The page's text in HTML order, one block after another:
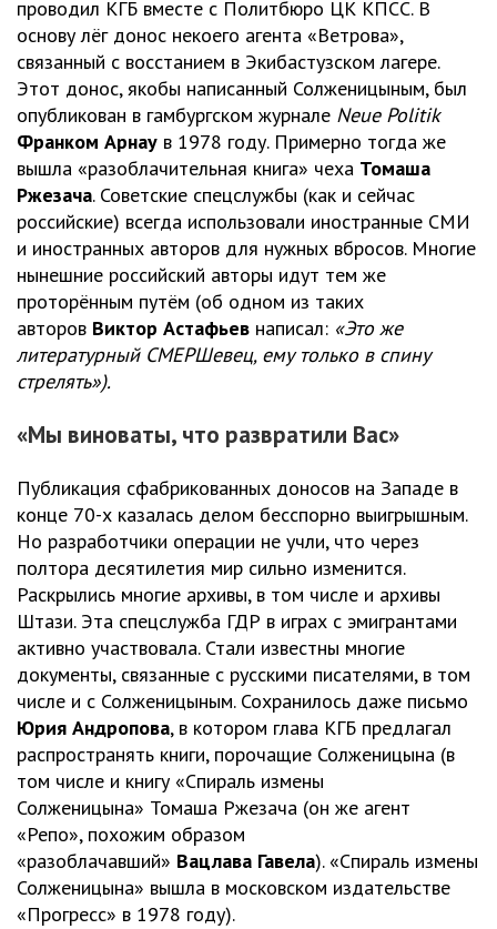
проводил КГБ вместе с Политбюро ЦК КПСС. В
основу лёг донос некоего агента «Ветрова»,
связанный с восстанием в Экибастузском лагере.
Этот донос, якобы написанный Солженицыным, был
опубликован в гамбургском журнале Neue Politik
Франком Арнау в 1978 году. Примерно тогда же
вышла «разоблачительная книга» чеха Томаша
Ржезача. Советские спецслужбы (как и сейчас
российские) всегда использовали иностранные СМИ
и иностранных авторов для нужных вбросов. Многие
нынешние российский авторы идут тем же
проторённым путём (об одном из таких
авторов Виктор Астафьев написал: «Это же
литературный СМЕРШевец, ему только в спину
стрелять»).
«Мы виноваты, что развратили Вас»
Публикация сфабрикованных доносов на Западе в
конце 70-х казалась делом бесспорно выигрышным.
Но разработчики операции не учли, что через
полтора десятилетия мир сильно изменится.
Раскрылись многие архивы, в том числе и архивы
Штази. Эта спецслужба ГДР в играх с эмигрантами
активно участвовала. Стали известны многие
документы, связанные с русскими писателями, в том
числе и с Солженицыным. Сохранилось даже письмо
Юрия Андропова, в котором глава КГБ предлагал
распространять книги, порочащие Солженицына (в
том числе и книгу «Спираль измены
Солженицына» Томаша Ржезача (он же агент
«Репо», похожим образом
«разоблачавший» Вацлава Гавела). «Спираль измены
Солженицына» вышла в московском издательстве
«Прогресс» в 1978 году).